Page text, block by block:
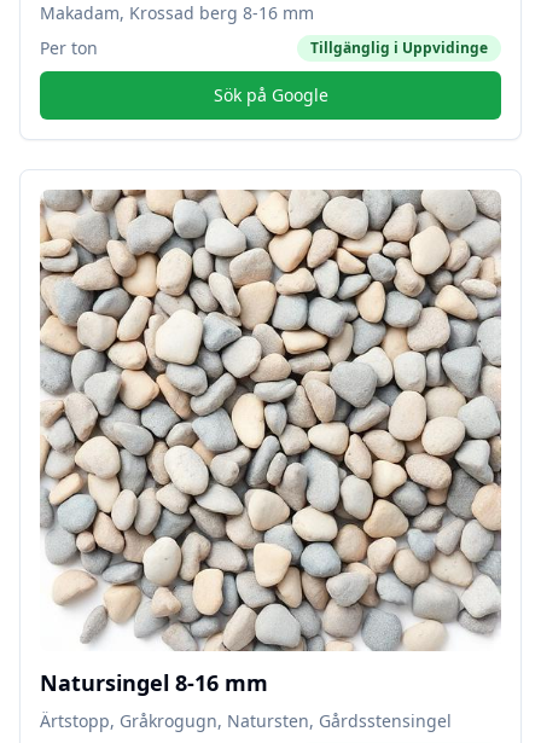
Makadam, Krossad berg 8-16 mm
Per ton
Tillgänglig i Uppvidinge
Sök på Google
Natursingel 8-16 mm
Ärtstopp, Gråkrogugn, Natursten, Gårdsstensingel